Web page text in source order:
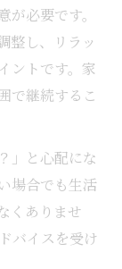
必要です。
整し、リラッ
ントです。家
で継続するこ
」と心配にな
場合でも生活
くありませ
バイスを受け